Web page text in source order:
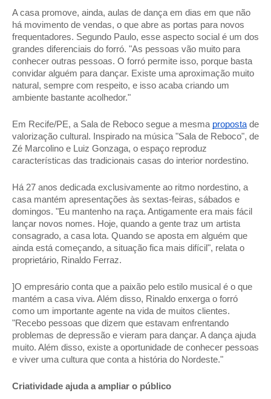
A casa promove, ainda, aulas de dança em dias em que não
há movimento de vendas, o que abre as portas para novos
frequentadores. Segundo Paulo, esse aspecto social é um dos
grandes diferenciais do forró. "As pessoas vão muito para
conhecer outras pessoas. O forró permite isso, porque basta
convidar alguém para dançar. Existe uma aproximação muito
natural, sempre com respeito, e isso acaba criando um
ambiente bastante acolhedor."
Em Recife/PE, a Sala de Reboco segue a mesma proposta de
valorização cultural. Inspirado na música "Sala de Reboco", de
Zé Marcolino e Luiz Gonzaga, o espaço reproduz
características das tradicionais casas do interior nordestino.
Há 27 anos dedicada exclusivamente ao ritmo nordestino, a
casa mantém apresentações às sextas-feiras, sábados e
domingos. "Eu mantenho na raça. Antigamente era mais fácil
lançar novos nomes. Hoje, quando a gente traz um artista
consagrado, a casa lota. Quando se aposta em alguém que
ainda está começando, a situação fica mais difícil", relata o
proprietário, Rinaldo Ferraz.
]O empresário conta que a paixão pelo estilo musical é o que
mantém a casa viva. Além disso, Rinaldo enxerga o forró
como um importante agente na vida de muitos clientes.
"Recebo pessoas que dizem que estavam enfrentando
problemas de depressão e vieram para dançar. A dança ajuda
muito. Além disso, existe a oportunidade de conhecer pessoas
e viver uma cultura que conta a história do Nordeste."
Criatividade ajuda a ampliar o público